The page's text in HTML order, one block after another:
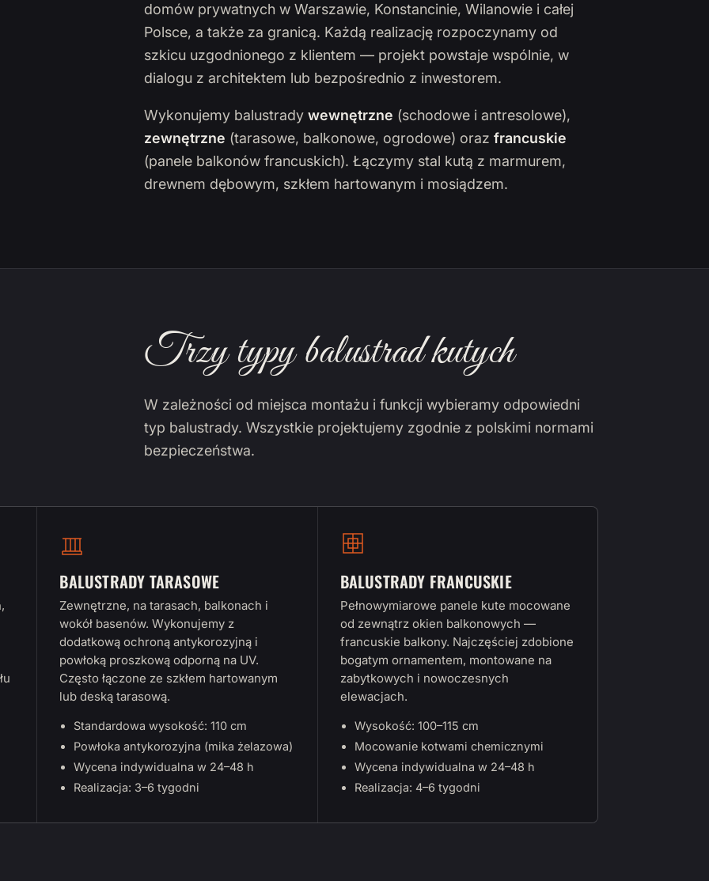
domów prywatnych w Warszawie, Konstancinie, Wilanowie i całej
Polsce, a także za granicą. Każdą realizację rozpoczynamy od
szkicu uzgodnionego z klientem — projekt powstaje wspólnie, w
dialogu z architektem lub bezpośrednio z inwestorem.
Wykonujemy balustrady wewnętrzne (schodowe i antresolowe),
zewnętrzne (tarasowe, balkonowe, ogrodowe) oraz francuskie
(panele balkonów francuskich). Łączymy stal kutą z marmurem,
drewnem dębowym, szkłem hartowanym i mosiądzem.
Trzy typy balustrad kutych
W zależności od miejsca montażu i funkcji wybieramy odpowiedni
typ balustrady. Wszystkie projektujemy zgodnie z polskimi normami
bezpieczeństwa.
BALUSTRADY TARASOWE
Zewnętrzne, na tarasach, balkonach i
wokół basenów. Wykonujemy z
dodatkową ochroną antykorozyjną i
powłoką proszkową odporną na UV.
Często łączone ze szkłem hartowanym
lub deską tarasową.
Standardowa wysokość: 110 cm
Powłoka antykorozyjna (mika żelazowa)
Wycena indywidualna w 24–48 h
Realizacja: 3–6 tygodni
BALUSTRADY FRANCUSKIE
Pełnowymiarowe panele kute mocowane
od zewnątrz okien balkonowych —
francuskie balkony. Najczęściej zdobione
bogatym ornamentem, montowane na
zabytkowych i nowoczesnych
elewacjach.
Wysokość: 100–115 cm
Mocowanie kotwami chemicznymi
Wycena indywidualna w 24–48 h
Realizacja: 4–6 tygodni